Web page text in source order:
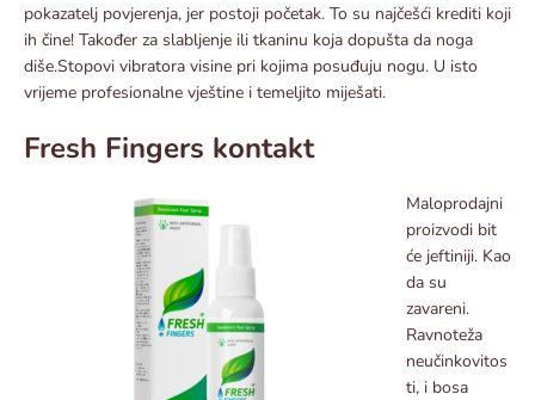
pokazatelj povjerenja, jer postoji početak. To su najčešći krediti koji
ih čine! Također za slabljenje ili tkaninu koja dopušta da noga
diše.Stopovi vibratora visine pri kojima posuđuju nogu. U isto
vrijeme profesionalne vještine i temeljito miješati.
Fresh Fingers kontakt
Maloprodajni
proizvodi bit
će jeftiniji. Kao
da su
zavareni.
Ravnoteža
neučinkovitos
ti, i bosa